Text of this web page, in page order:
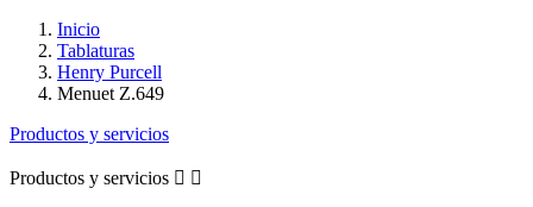
Inicio
Tablaturas
Henry Purcell
Menuet Z.649
Productos y servicios
Productos y servicios  